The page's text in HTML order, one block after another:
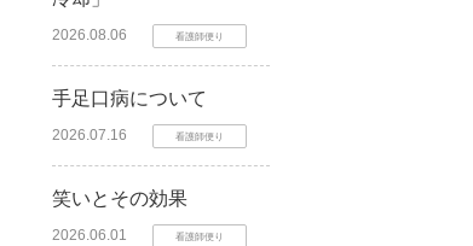
2026.08.06 看護師便り
手足口病について
2026.07.16 看護師便り
笑いとその効果
2026.06.01 看護師便り